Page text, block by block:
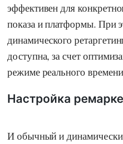
эффективен для
показа и платформы. При
динамического
доступна, за счет
режиме реального
Настройка
И обычный и